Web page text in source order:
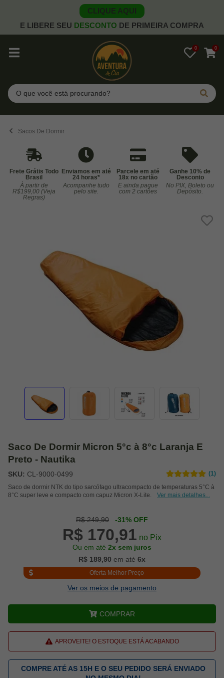
CLIQUE AQUI
E LIBERE SEU DESCONTO DE PRIMEIRA COMPRA
0 0
Pesquisar
Sacos De Dormir
Frete Grátis Todo
Brasil
À partir de
R$199,00 (Veja
Regras)
Enviamos em até
24 horas*
Acompanhe tudo
pelo site.
Parcele em até
18x no cartão
E ainda pague
com 2 cartões
Ganhe 10% de
Desconto
No PIX, Boleto ou
Depósito.
Saco De Dormir Micron 5°c à 8°c Laranja E
Preto - Nautika
SKU: CL-9000-0499
(1)
Saco de dormir NTK do tipo sarcófago ultracompacto de temperaturas 5°C à
8°C super leve e compacto com capuz Micron X-Lite.
Ver mais detalhes...
R$ 249,90 -31% OFF
R$ 170,91 no Pix
Ou em até 2x sem juros
R$ 189,90 em até 6x
Oferta Melhor Preço
Ver os meios de pagamento
COMPRAR
APROVEITE! O ESTOQUE ESTÁ ACABANDO
COMPRE ATÉ AS 15H E O SEU PEDIDO SERÁ ENVIADO